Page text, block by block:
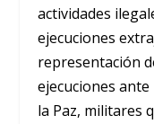
actividades
ejecuciones
representación
ejecuciones ante
la Paz, militares